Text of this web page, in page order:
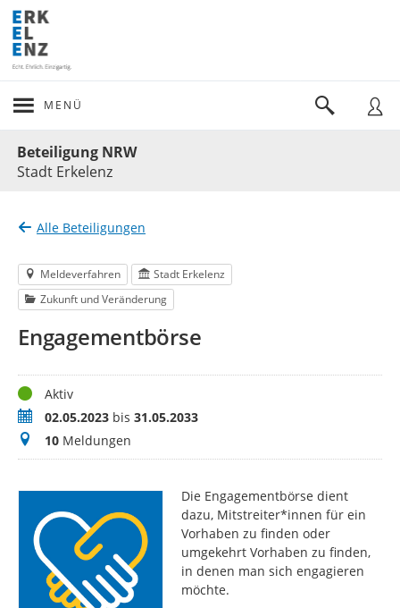
MENÜ
Beteiligung NRW
Stadt Erkelenz
Alle Beteiligungen
Meldeverfahren
Stadt Erkelenz
Zukunft und Veränderung
Engagementbörse
StatusAktiv
Zeitraum02.05.2023 bis 31.05.2033
Meldungen
10 Meldungen
Die Engagementbörse dient
dazu, Mitstreiter*innen für ein
Vorhaben zu finden oder
umgekehrt Vorhaben zu finden,
in denen man sich engagieren
möchte.